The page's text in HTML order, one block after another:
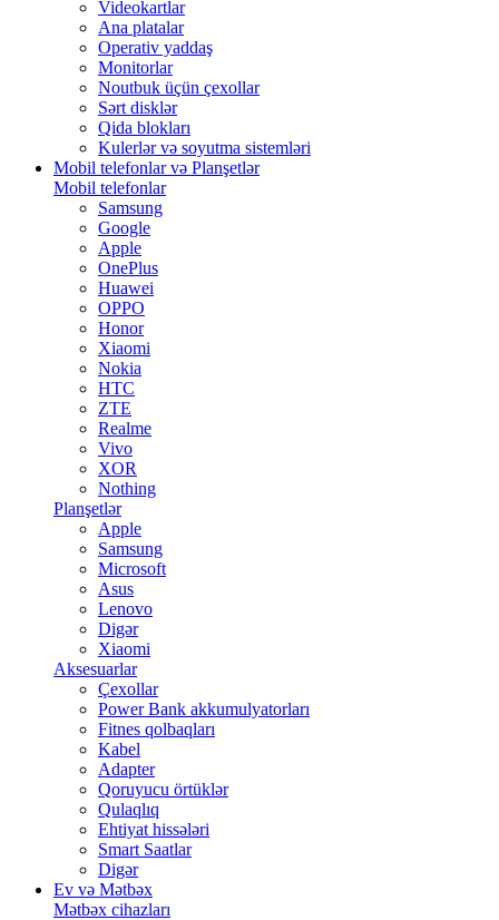
Videokartlar
Ana platalar
Operativ yaddaş
Monitorlar
Noutbuk üçün çexollar
Sərt disklər
Qida blokları
Kulerlər və soyutma sistemləri
Mobil telefonlar və Planşetlər
Mobil telefonlar
Samsung
Google
Apple
OnePlus
Huawei
OPPO
Honor
Xiaomi
Nokia
HTC
ZTE
Realme
Vivo
XOR
Nothing
Planşetlər
Apple
Samsung
Microsoft
Asus
Lenovo
Digər
Xiaomi
Aksesuarlar
Çexollar
Power Bank akkumulyatorları
Fitnes qolbaqları
Kabel
Adapter
Qoruyucu örtüklər
Qulaqlıq
Ehtiyat hissələri
Smart Saatlar
Digər
Ev və Mətbəx
Mətbəx cihazları